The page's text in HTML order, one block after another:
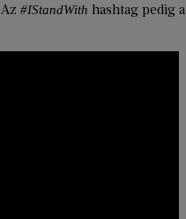
#IStandWith hashtag pedig a